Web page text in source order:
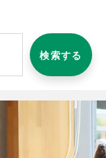
検索する